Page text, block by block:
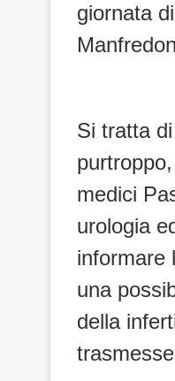
giornata
Si tratta
medici
urologia
informare
una
della